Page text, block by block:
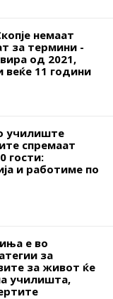
немаат
за термини -
од 2021,
веќе 11 години
училиште
спремаат
гости:
и работиме по
е во
за
за живот ќе
училишта,